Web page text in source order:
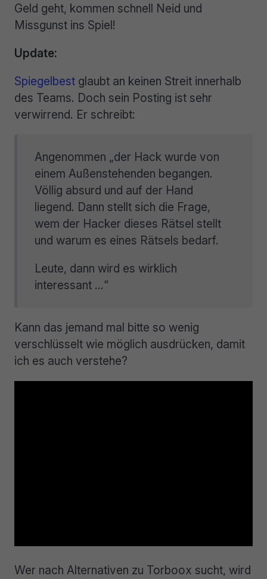
Geld geht, kommen schnell Neid und
Missgunst ins Spiel!
Update:
Spiegelbest glaubt an keinen Streit innerhalb
des Teams. Doch sein Posting ist sehr
verwirrend. Er schreibt:
Angenommen „der Hack wurde von
einem Außenstehenden begangen.
Völlig absurd und auf der Hand
liegend. Dann stellt sich die Frage,
wem der Hacker dieses Rätsel stellt
und warum es eines Rätsels bedarf.
Leute, dann wird es wirklich
interessant …“
Kann das jemand mal bitte so wenig
verschlüsselt wie möglich ausdrücken, damit
ich es auch verstehe?
Wer nach Alternativen zu Torboox sucht, wird